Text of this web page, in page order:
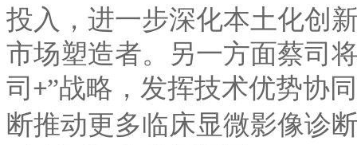
投入，进一步深化本土化创
市场塑造者。另一方面蔡司
司 +”战略，发挥技术优势协
断推动更多临床显微影像诊